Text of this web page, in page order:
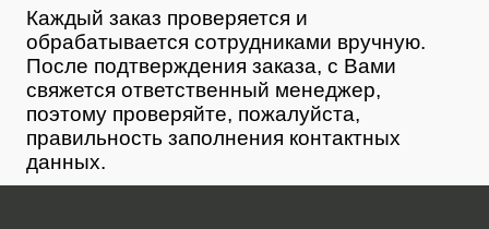
Каждый заказ проверяется и
обрабатывается сотрудниками вручную.
После подтверждения заказа, с Вами
свяжется ответственный менеджер,
поэтому проверяйте, пожалуйста,
правильность заполнения контактных
данных.